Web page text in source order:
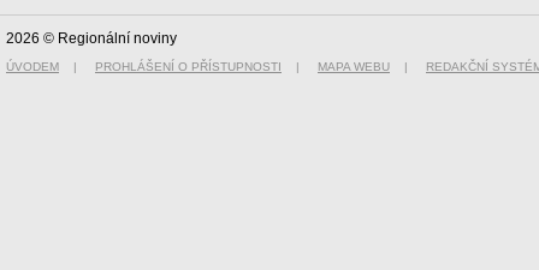
2026 © Regionální noviny
ÚVODEM | PROHLÁŠENÍ O PŘÍSTUPNOSTI | MAPA WEBU | REDAKČNÍ